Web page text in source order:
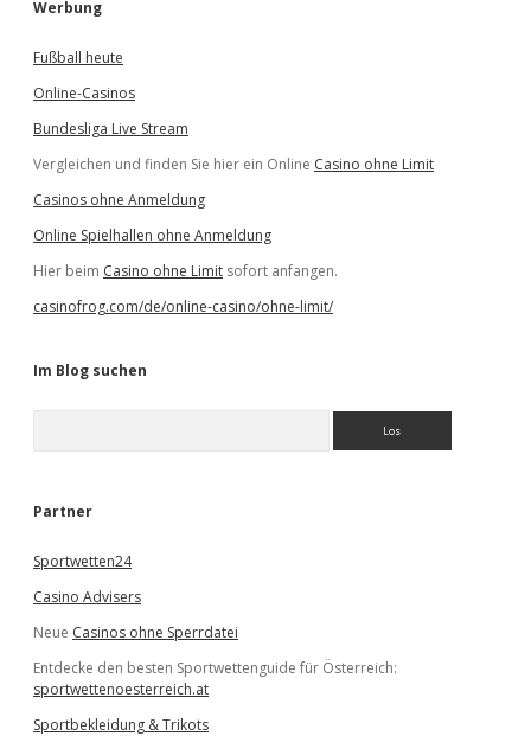
Werbung
Fußball heute
Online-Casinos
Bundesliga Live Stream
Vergleichen und finden Sie hier ein Online Casino ohne Limit
Casinos ohne Anmeldung
Online Spielhallen ohne Anmeldung
Hier beim Casino ohne Limit sofort anfangen.
casinofrog.com/de/online-casino/ohne-limit/
Im Blog suchen
e
Partner
Sportwetten24
Casino Advisers
Neue Casinos ohne Sperrdatei
Entdecke den besten Sportwettenguide für Österreich:
sportwettenoesterreich.at
Sportbekleidung & Trikots